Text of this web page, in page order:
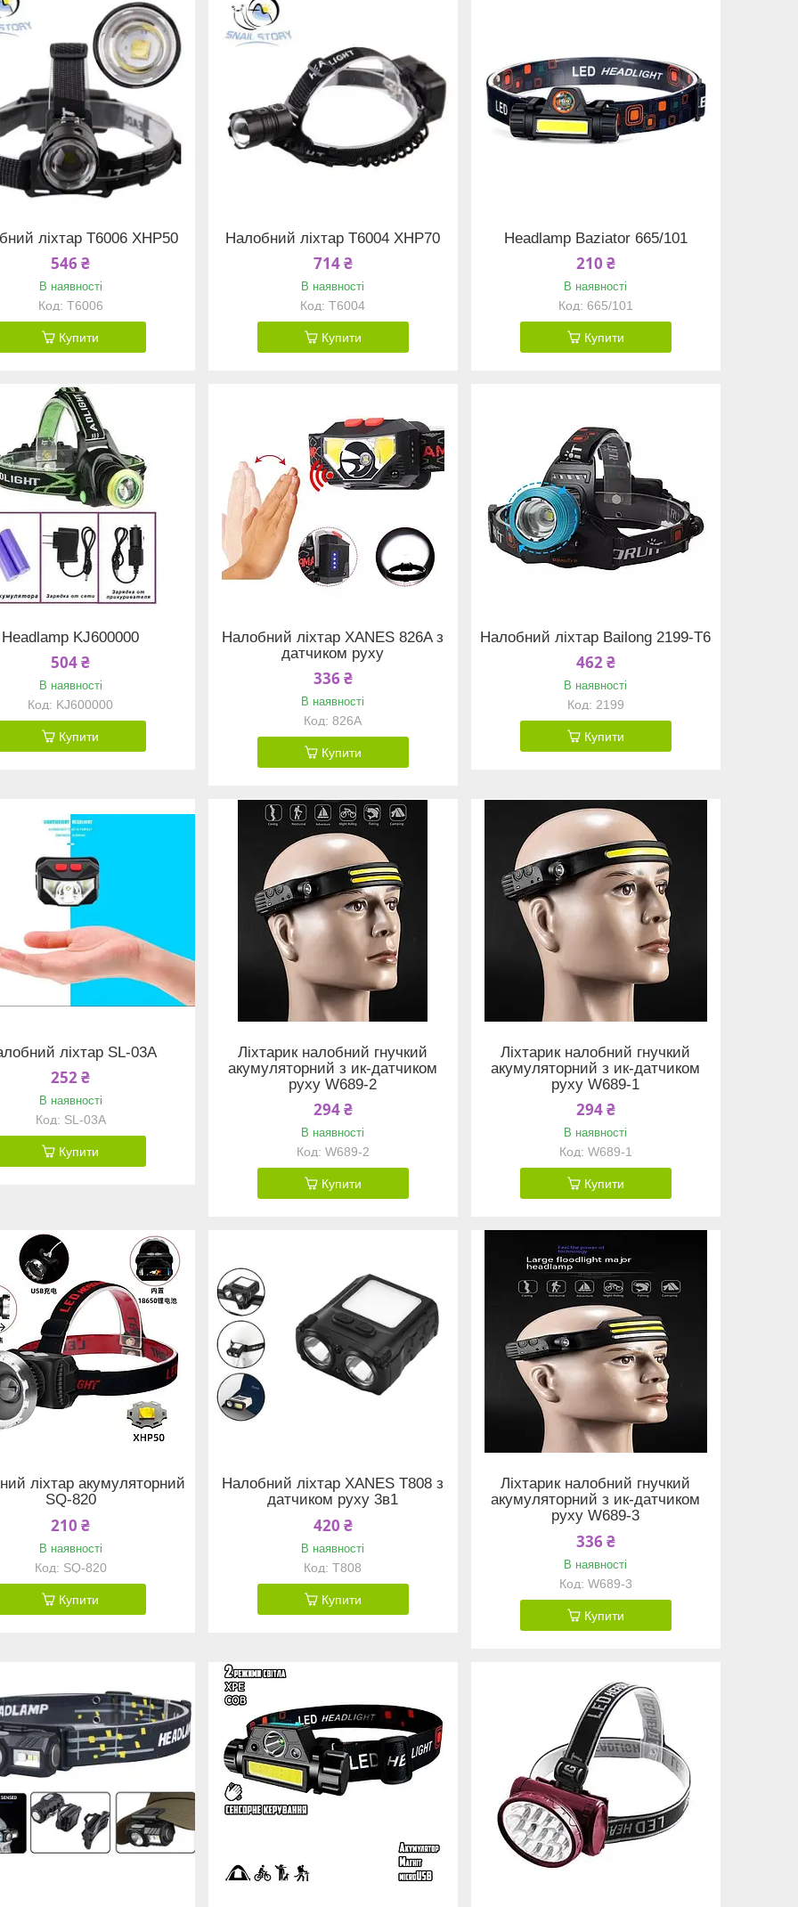
ліхтар T6006 XHP50
546 ₴
В наявності
T6006
Купити
Налобний ліхтар T6004 XHP70
714 ₴
В наявності
T6004
Купити
Headlamp Baziator 665/101
210 ₴
В наявності
665/101
Купити
Headlamp KJ600000
504 ₴
В наявності
KJ600000
Купити
Налобний ліхтар XANES 826A з
датчиком руху
336 ₴
В наявності
826A
Купити
Налобний ліхтар Bailong 2199-T6
462 ₴
В наявності
2199
Купити
ліхтар SL-03A
252 ₴
В наявності
SL-03A
Купити
Ліхтарик налобний гнучкий
акумуляторний з ик-датчиком
руху W689-2
294 ₴
В наявності
W689-2
Купити
Ліхтарик налобний гнучкий
акумуляторний з ик-датчиком
руху W689-1
294 ₴
В наявності
W689-1
Купити
ліхтар акумуляторний
SQ-820
210 ₴
В наявності
SQ-820
Купити
Налобний ліхтар XANES T808 з
датчиком руху 3в1
420 ₴
В наявності
T808
Купити
Ліхтарик налобний гнучкий
акумуляторний з ик-датчиком
руху W689-3
336 ₴
В наявності
W689-3
Купити